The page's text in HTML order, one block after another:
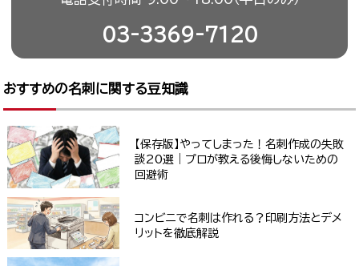
03-3369-7120
おすすめの名刺に関する豆知識
【保存版】やってしまった！名刺作成の失敗
談20選｜プロが教える後悔しないための
回避術
コンビニで名刺は作れる？印刷方法とデメ
リットを徹底解説